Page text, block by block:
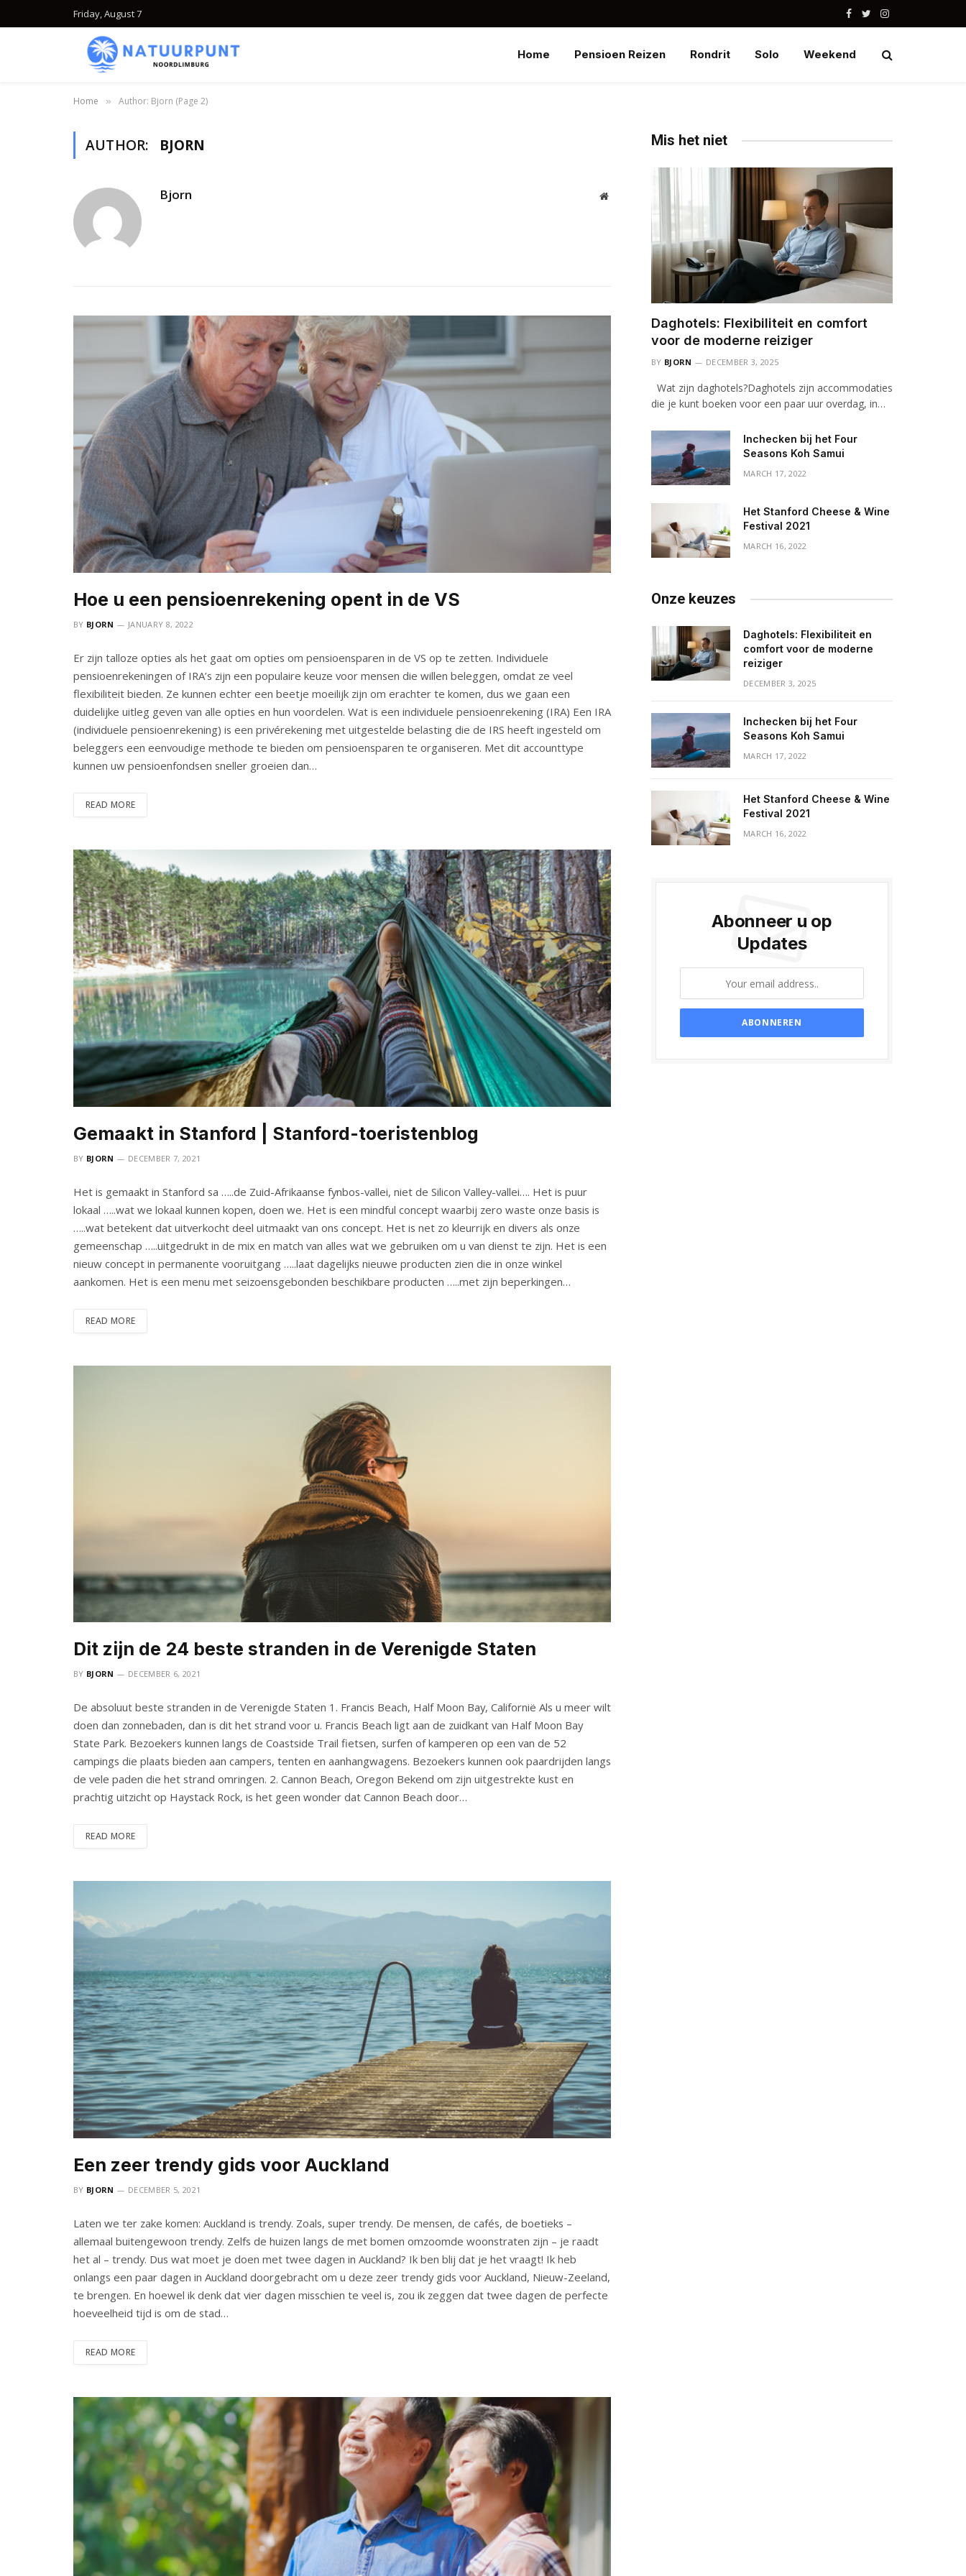
Friday, August 7 Facebook
TwitterInstagram
Home Pensioen Reizen Rondrit Solo Weekend
Home » Author: Bjorn (Page 2)
AUTHOR: BJORN
Bjorn Website
Hoe u een pensioenrekening opent in de VS
BY BJORN JANUARY 8, 2022
Er zijn talloze opties als het gaat om opties om pensioensparen in de VS op te zetten. Individuele
pensioenrekeningen of IRA’s zijn een populaire keuze voor mensen die willen beleggen, omdat ze veel
flexibiliteit bieden. Ze kunnen echter een beetje moeilijk zijn om erachter te komen, dus we gaan een
duidelijke uitleg geven van alle opties en hun voordelen. Wat is een individuele pensioenrekening (IRA) Een IRA
(individuele pensioenrekening) is een privérekening met uitgestelde belasting die de IRS heeft ingesteld om
beleggers een eenvoudige methode te bieden om pensioensparen te organiseren. Met dit accounttype
kunnen uw pensioenfondsen sneller groeien dan…
READ MORE
Gemaakt in Stanford | Stanford-toeristenblog
BY BJORN DECEMBER 7, 2021
Het is gemaakt in Stanford sa …..de Zuid-Afrikaanse fynbos-vallei, niet de Silicon Valley-vallei…. Het is puur
lokaal …..wat we lokaal kunnen kopen, doen we. Het is een mindful concept waarbij zero waste onze basis is
…..wat betekent dat uitverkocht deel uitmaakt van ons concept. Het is net zo kleurrijk en divers als onze
gemeenschap …..uitgedrukt in de mix en match van alles wat we gebruiken om u van dienst te zijn. Het is een
nieuw concept in permanente vooruitgang …..laat dagelijks nieuwe producten zien die in onze winkel
aankomen. Het is een menu met seizoensgebonden beschikbare producten …..met zijn beperkingen…
READ MORE
Dit zijn de 24 beste stranden in de Verenigde Staten
BY BJORN DECEMBER 6, 2021
De absoluut beste stranden in de Verenigde Staten 1. Francis Beach, Half Moon Bay, Californië Als u meer wilt
doen dan zonnebaden, dan is dit het strand voor u. Francis Beach ligt aan de zuidkant van Half Moon Bay
State Park. Bezoekers kunnen langs de Coastside Trail fietsen, surfen of kamperen op een van de 52
campings die plaats bieden aan campers, tenten en aanhangwagens. Bezoekers kunnen ook paardrijden langs
de vele paden die het strand omringen. 2. Cannon Beach, Oregon Bekend om zijn uitgestrekte kust en
prachtig uitzicht op Haystack Rock, is het geen wonder dat Cannon Beach door…
READ MORE
Een zeer trendy gids voor Auckland
BY BJORN DECEMBER 5, 2021
Laten we ter zake komen: Auckland is trendy. Zoals, super trendy. De mensen, de cafés, de boetieks –
allemaal buitengewoon trendy. Zelfs de huizen langs de met bomen omzoomde woonstraten zijn – je raadt
het al – trendy. Dus wat moet je doen met twee dagen in Auckland? Ik ben blij dat je het vraagt! Ik heb
onlangs een paar dagen in Auckland doorgebracht om u deze zeer trendy gids voor Auckland, Nieuw-Zeeland,
te brengen. En hoewel ik denk dat vier dagen misschien te veel is, zou ik zeggen dat twee dagen de perfecte
hoeveelheid tijd is om de stad…
READ MORE
Mis het niet
Daghotels: Flexibiliteit en comfort
voor de moderne reiziger
BY BJORN DECEMBER 3, 2025
Wat zijn daghotels?Daghotels zijn accommodaties
die je kunt boeken voor een paar uur overdag, in…
Inchecken bij het Four
Seasons Koh Samui
MARCH 17, 2022
Het Stanford Cheese & Wine
Festival 2021
MARCH 16, 2022
Onze keuzes
Daghotels: Flexibiliteit en
comfort voor de moderne
reiziger
DECEMBER 3, 2025
Inchecken bij het Four
Seasons Koh Samui
MARCH 17, 2022
Het Stanford Cheese & Wine
Festival 2021
MARCH 16, 2022
Abonneer u op
Updates